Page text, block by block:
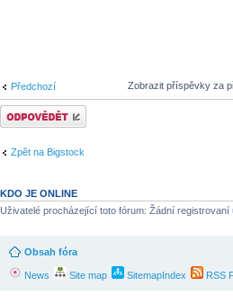
Předchozí Zobrazit příspěvky za
Odeslat odpověď
Zpět na Bigstock
KDO JE ONLINE
Uživatelé procházející toto fórum: Žádní registrovaní
Obsah fóra
News Site map SitemapIndex RSS